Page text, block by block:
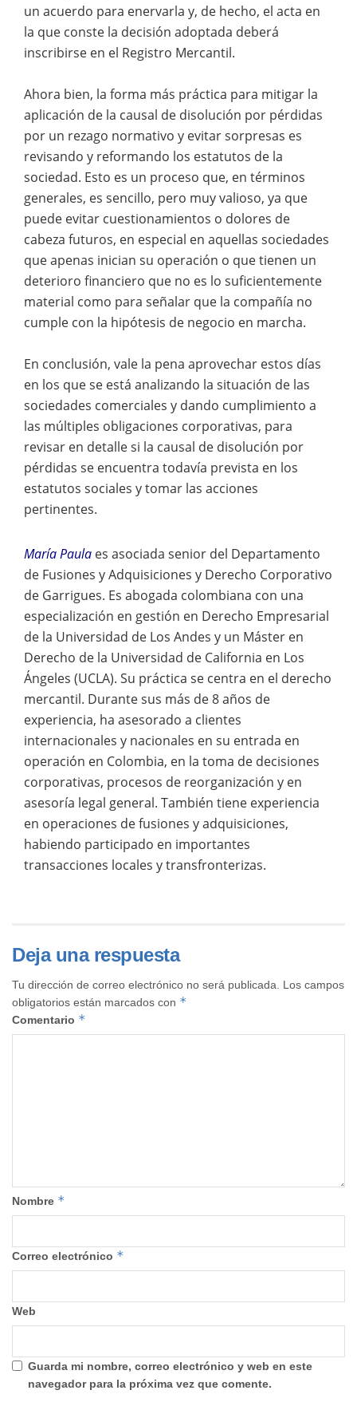
un acuerdo para enervarla y, de hecho, el acta en
la que conste la decisión adoptada deberá
inscribirse en el Registro Mercantil.
Ahora bien, la forma más práctica para mitigar la
aplicación de la causal de disolución por pérdidas
por un rezago normativo y evitar sorpresas es
revisando y reformando los estatutos de la
sociedad. Esto es un proceso que, en términos
generales, es sencillo, pero muy valioso, ya que
puede evitar cuestionamientos o dolores de
cabeza futuros, en especial en aquellas sociedades
que apenas inician su operación o que tienen un
deterioro financiero que no es lo suficientemente
material como para señalar que la compañía no
cumple con la hipótesis de negocio en marcha.
En conclusión, vale la pena aprovechar estos días
en los que se está analizando la situación de las
sociedades comerciales y dando cumplimiento a
las múltiples obligaciones corporativas, para
revisar en detalle si la causal de disolución por
pérdidas se encuentra todavía prevista en los
estatutos sociales y tomar las acciones
pertinentes.
María Paula es asociada senior del Departamento
de Fusiones y Adquisiciones y Derecho Corporativo
de Garrigues. Es abogada colombiana con una
especialización en gestión en Derecho Empresarial
de la Universidad de Los Andes y un Máster en
Derecho de la Universidad de California en Los
Ángeles (UCLA). Su práctica se centra en el derecho
mercantil. Durante sus más de 8 años de
experiencia, ha asesorado a clientes
internacionales y nacionales en su entrada en
operación en Colombia, en la toma de decisiones
corporativas, procesos de reorganización y en
asesoría legal general. También tiene experiencia
en operaciones de fusiones y adquisiciones,
habiendo participado en importantes
transacciones locales y transfronterizas.
Deja una respuesta
Tu dirección de correo electrónico no será publicada.
Los campos
obligatorios están marcados con *
Comentario *
Nombre *
Correo electrónico *
Web
Guarda mi nombre, correo electrónico y web en este
navegador para la próxima vez que comente.